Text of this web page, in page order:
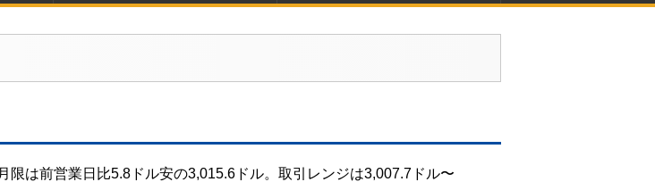
は前営業日比5.8ドル安の3,015.6ドル。取引レンジは3,007.7ドル〜